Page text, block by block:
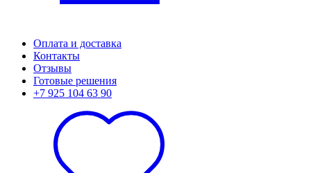
Оплата и доставка
Контакты
Отзывы
Готовые решения
+7 925 104 63 90